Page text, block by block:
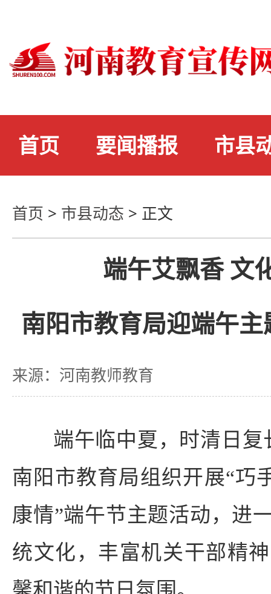
首页 要闻播报 市县
首页 > 市县动态 > 正文
端午艾飘香 文
南阳市教育局迎端午
来源：河南教师教育
端午临中夏，时清日复
南阳市教育局组织开展“巧
康情”端午节主题活动，进
统文化，丰富机关干部精